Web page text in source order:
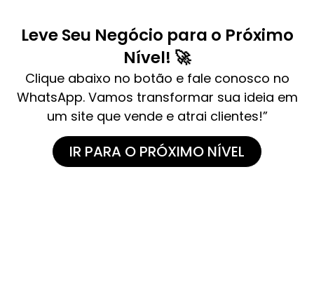
Leve Seu Negócio para o Próximo
Nível! 🚀
Clique abaixo no botão e fale conosco no
WhatsApp. Vamos transformar sua ideia em
um site que vende e atrai clientes!”
IR PARA O PRÓXIMO NÍVEL